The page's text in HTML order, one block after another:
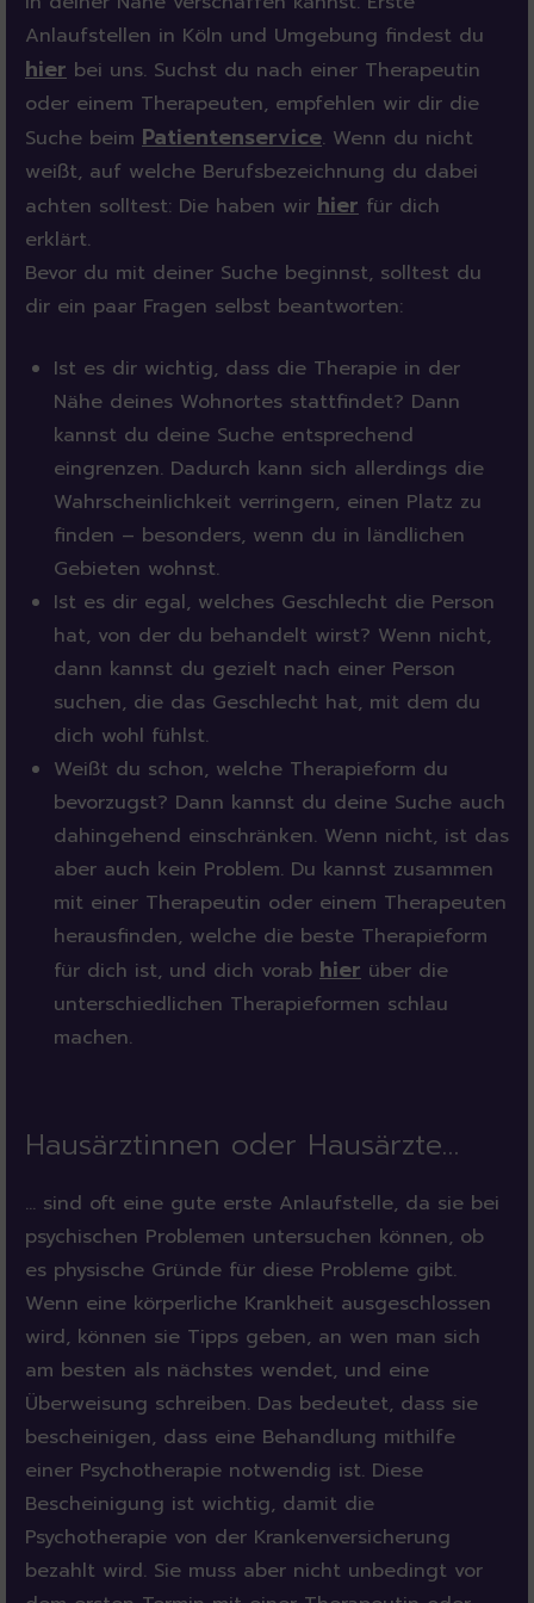
Anlaufstellen in Köln und Umgebung findest du
hier bei uns. Suchst du nach einer Therapeutin
oder einem Therapeuten, empfehlen wir dir die
Suche beim Patientenservice. Wenn du nicht
weißt, auf welche Berufsbezeichnung du dabei
achten solltest: Die haben wir hier für dich
erklärt.
Bevor du mit deiner Suche beginnst, solltest du
dir ein paar Fragen selbst beantworten:
Ist es dir wichtig, dass die Therapie in der
Nähe deines Wohnortes stattfindet? Dann
kannst du deine Suche entsprechend
eingrenzen. Dadurch kann sich allerdings die
Wahrscheinlichkeit verringern, einen Platz zu
finden – besonders, wenn du in ländlichen
Gebieten wohnst.
Ist es dir egal, welches Geschlecht die Person
hat, von der du behandelt wirst? Wenn nicht,
dann kannst du gezielt nach einer Person
suchen, die das Geschlecht hat, mit dem du
dich wohl fühlst.
Weißt du schon, welche Therapieform du
bevorzugst? Dann kannst du deine Suche auch
dahingehend einschränken. Wenn nicht, ist das
aber auch kein Problem. Du kannst zusammen
mit einer Therapeutin oder einem Therapeuten
herausfinden, welche die beste Therapieform
für dich ist, und dich vorab hier über die
unterschiedlichen Therapieformen schlau
machen.
Hausärztinnen oder Hausärzte…
… sind oft eine gute erste Anlaufstelle, da sie bei
psychischen Problemen untersuchen können, ob
es physische Gründe für diese Probleme gibt.
Wenn eine körperliche Krankheit ausgeschlossen
wird, können sie Tipps geben, an wen man sich
am besten als nächstes wendet, und eine
Überweisung schreiben. Das bedeutet, dass sie
bescheinigen, dass eine Behandlung mithilfe
einer Psychotherapie notwendig ist. Diese
Bescheinigung ist wichtig, damit die
Psychotherapie von der Krankenversicherung
bezahlt wird. Sie muss aber nicht unbedingt vor